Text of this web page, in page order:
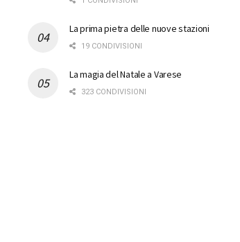
La prima pietra delle nuove stazioni
19 CONDIVISIONI
La magia del Natale a Varese
323 CONDIVISIONI